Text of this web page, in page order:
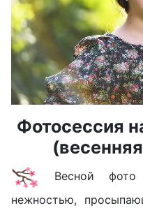
Фотосессия
Весной фото
нежностью,